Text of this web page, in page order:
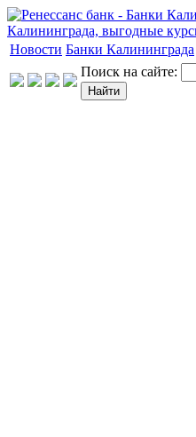
Новости Банки Калининграда
Поиск на сайте: